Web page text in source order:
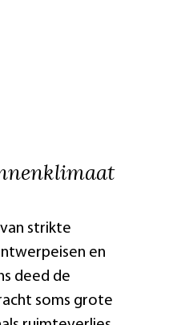
strikte
en
deed de
soms grote